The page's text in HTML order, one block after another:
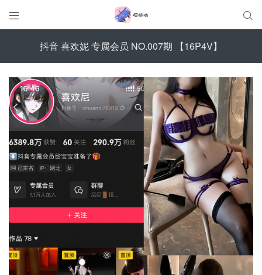
 
抖音 喜欢妮 专属会员 NO.007期 【16P4V】